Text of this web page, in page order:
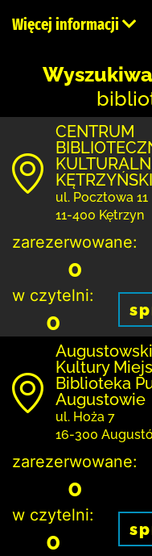
Więcej informacji
CENTRUM
ul. Pocztowa 11
11-400 Kętrzyn
zarezerwowane:
0
w czytelni:
0
Kultury
Biblioteka
Augustowie
ul. Hoża 7
16-300
zarezerwowane:
0
w czytelni:
0